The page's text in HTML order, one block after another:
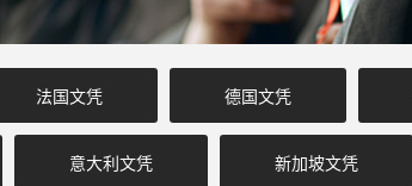
法国文凭 德国文凭
意大利文凭 新加坡文凭